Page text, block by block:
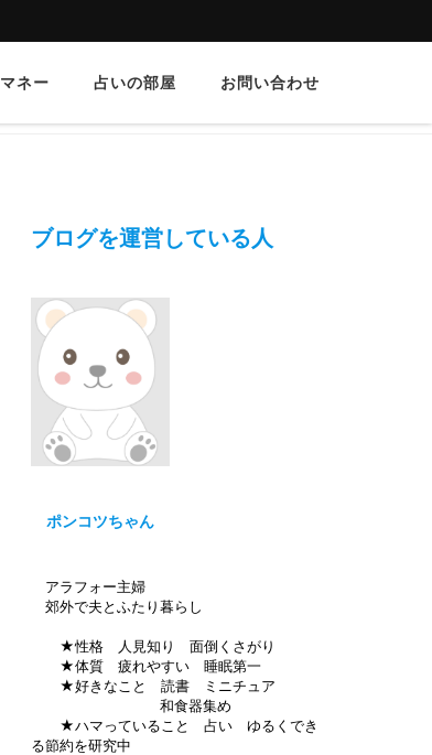
マネー 占いの部屋 お問い合わせ
ブログを運営している人
ポンコツちゃん
アラフォー主婦
郊外で夫とふたり暮らし
★性格 人見知り 面倒くさがり
★体質 疲れやすい 睡眠第一
★好きなこと 読書 ミニチュア
和食器集め
★ハマっていること 占い ゆるくでき
る節約を研究中